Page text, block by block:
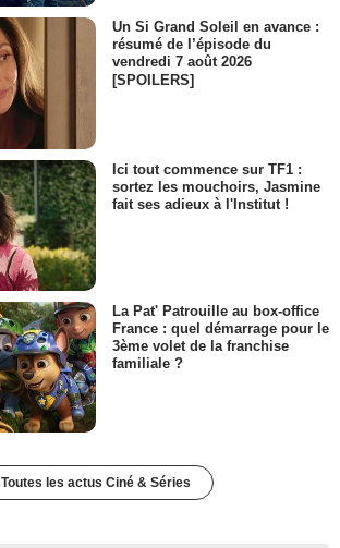
Un Si Grand Soleil en avance :
résumé de l’épisode du
vendredi 7 août 2026
[SPOILERS]
Ici tout commence sur TF1 :
sortez les mouchoirs, Jasmine
fait ses adieux à l'Institut !
La Pat' Patrouille au box-office
France : quel démarrage pour le
3ème volet de la franchise
familiale ?
Toutes les actus Ciné & Séries